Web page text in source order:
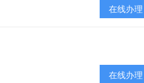
在线办理
在线办理